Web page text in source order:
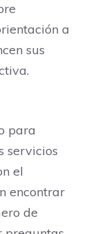
a
sus
para
servicios
el
encontrar
de